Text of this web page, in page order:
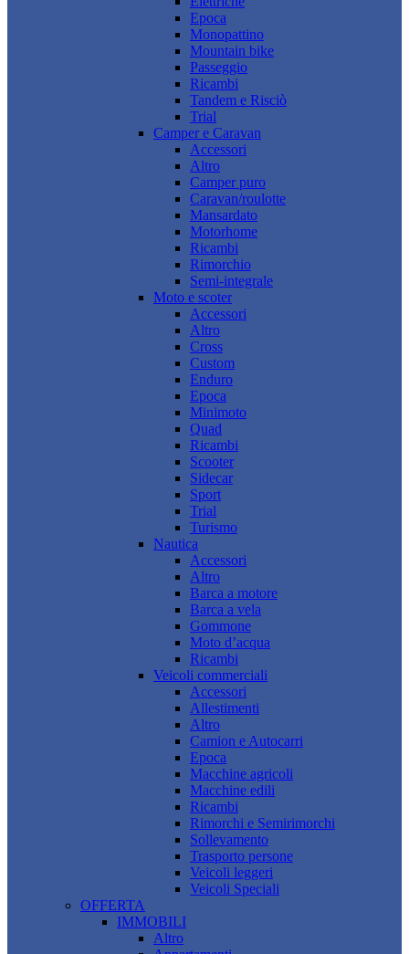
Epoca
Monopattino
Mountain bike
Passeggio
Ricambi
Tandem e Risciò
Trial
Camper e Caravan
Accessori
Altro
Camper puro
Caravan/roulotte
Mansardato
Motorhome
Ricambi
Rimorchio
Semi-integrale
Moto e scoter
Accessori
Altro
Cross
Custom
Enduro
Epoca
Minimoto
Quad
Ricambi
Scooter
Sidecar
Sport
Trial
Turismo
Nautica
Accessori
Altro
Barca a motore
Barca a vela
Gommone
Moto d’acqua
Ricambi
Veicoli commerciali
Accessori
Allestimenti
Altro
Camion e Autocarri
Epoca
Macchine agricoli
Macchine edili
Ricambi
Rimorchi e Semirimorchi
Sollevamento
Trasporto persone
Veicoli leggeri
Veicoli Speciali
OFFERTA
IMMOBILI
Altro